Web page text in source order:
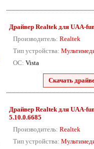
Драйвер Realtek для UAA-
Производитель: Realtek
Тип устройства:
ОС: Vista
Скачать
Драйвер Realtek для UAA-
5.10.0.6685
Производитель: Realtek
Тип устройства: